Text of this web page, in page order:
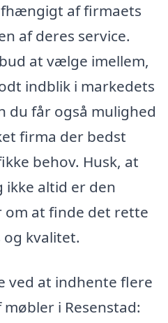
af firmaets
af deres service.
at vælge imellem,
indblik i markedets
du får også mulighed
firma der bedst
behov. Husk, at
ikke altid er den
om at finde det rette
kvalitet.
ved at indhente flere
i Resenstad: